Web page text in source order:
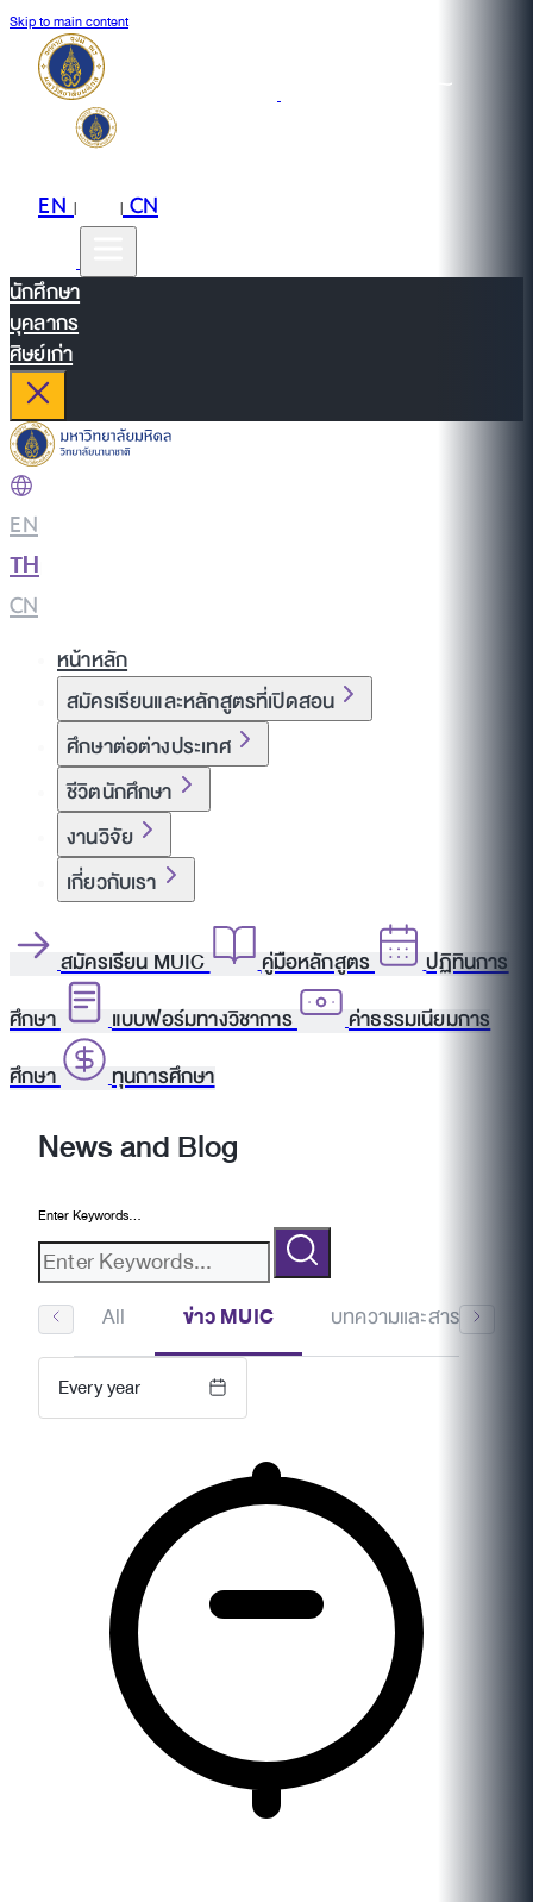
Skip to main content
EN| |CN
นักศึกษา
บุคลากร
ศิษย์เก่า
EN
TH
CN
หน้าหลัก
สมัครเรียนและหลักสูตรที่เปิดสอน
ศึกษาต่อต่างประเทศ
ชีวิตนักศึกษา
งานวิจัย
เกี่ยวกับเรา
สมัครเรียน MUIC คู่มือหลักสูตร
ปฏิทินการ
ศึกษา
แบบฟอร์มทางวิชาการ
ค่าธรรมเนียมการ
ศึกษา
ทุนการศึกษา
News and Blog
Enter Keywords...
All ข่าว MUIC บทความและสาระน่ารู้
Every year